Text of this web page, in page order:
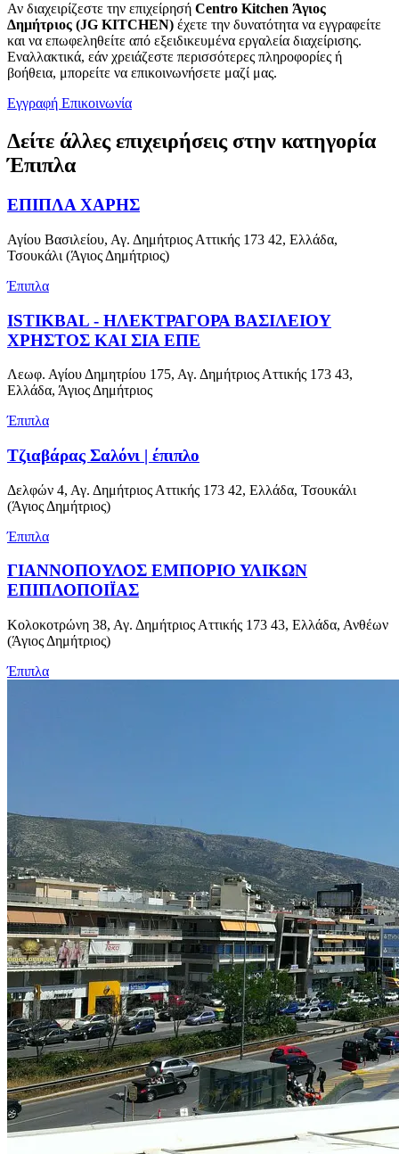
Αν διαχειρίζεστε την επιχείρησή Centro Kitchen Άγιος
Δημήτριος (JG KITCHEN) έχετε την δυνατότητα να εγγραφείτε
και να επωφεληθείτε από εξειδικευμένα εργαλεία διαχείρισης.
Εναλλακτικά, εάν χρειάζεστε περισσότερες πληροφορίες ή
βοήθεια, μπορείτε να επικοινωνήσετε μαζί μας.
Εγγραφή Επικοινωνία
Δείτε άλλες επιχειρήσεις στην κατηγορία
Έπιπλα
ΕΠΙΠΛΑ ΧΑΡΗΣ
Αγίου Βασιλείου, Αγ. Δημήτριος Αττικής 173 42, Ελλάδα,
Τσουκάλι (Άγιος Δημήτριος)
Έπιπλα
ISTIKBAL - ΗΛΕΚΤΡΑΓΟΡΑ ΒΑΣΙΛΕΙΟΥ
ΧΡΗΣΤΟΣ ΚΑΙ ΣΙΑ ΕΠΕ
Λεωφ. Αγίου Δημητρίου 175, Αγ. Δημήτριος Αττικής 173 43,
Ελλάδα, Άγιος Δημήτριος
Έπιπλα
Τζιαβάρας Σαλόνι | έπιπλο
Δελφών 4, Αγ. Δημήτριος Αττικής 173 42, Ελλάδα, Τσουκάλι
(Άγιος Δημήτριος)
Έπιπλα
ΓΙΑΝΝΟΠΟΥΛΟΣ ΕΜΠΟΡΙΟ ΥΛΙΚΩΝ
ΕΠΙΠΛΟΠΟΙΪΑΣ
Κολοκοτρώνη 38, Αγ. Δημήτριος Αττικής 173 43, Ελλάδα, Ανθέων
(Άγιος Δημήτριος)
Έπιπλα